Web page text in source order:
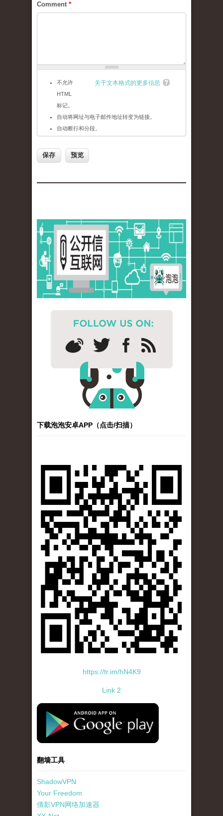
Comment *
关于文本格式的更多信息
不允许
HTML
标记。
自动将网址与电子邮件地址转变为链接。
自动断行和分段。
下载泡泡安卓APP（点击/扫描）
https://tr.im/hN4K9
Link 2
standard-icon-googleplay-app-store.png
翻墙工具
ShadowVPN
Your Freedom
倩影VPN网络加速器